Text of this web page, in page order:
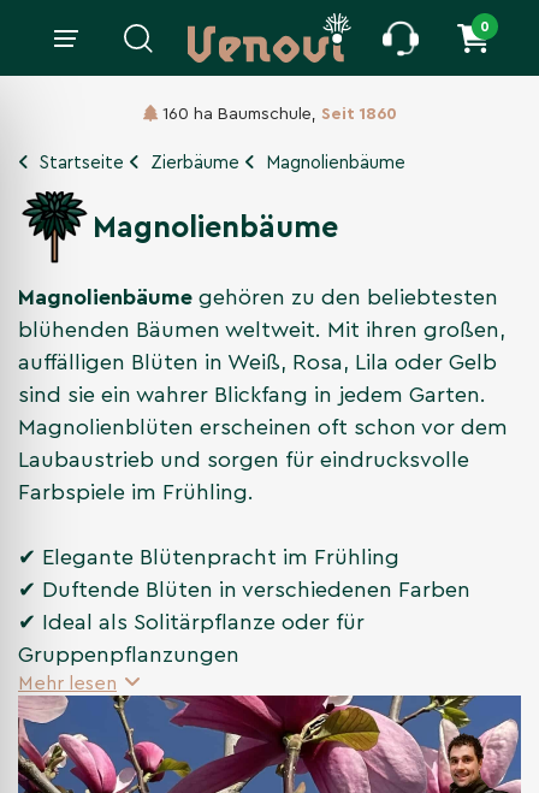
0
160 ha Baumschule, Seit 1860
Startseite Zierbäume Magnolienbäume
Magnolienbäume
Magnolienbäume gehören zu den beliebtesten
blühenden Bäumen weltweit. Mit ihren großen,
auffälligen Blüten in Weiß, Rosa, Lila oder Gelb
sind sie ein wahrer Blickfang in jedem Garten.
Magnolienblüten erscheinen oft schon vor dem
Laubaustrieb und sorgen für eindrucksvolle
Farbspiele im Frühling.
✔ Elegante Blütenpracht im Frühling
✔ Duftende Blüten in verschiedenen Farben
✔ Ideal als Solitärpflanze oder für
Gruppenpflanzungen
Mehr lesen